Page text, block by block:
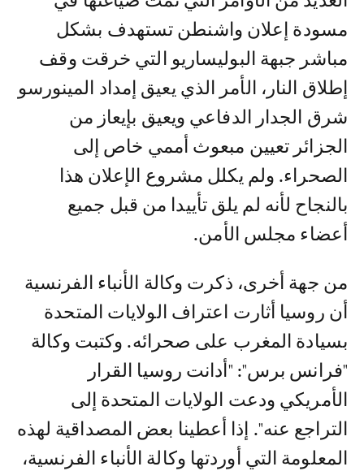
مسودة إعلان واشنطن تستهدف بشكل
مباشر جبهة البوليساريو التي خرقت وقف
إطلاق النار، الأمر الذي يعيق إمداد المينورسو
شرق الجدار الدفاعي ويعيق بإيعاز من
الجزائر تعيين مبعوث أممي خاص إلى
الصحراء. ولم يكلل مشروع الإعلان هذا
بالنجاح لأنه لم يلق تأييدا من قبل جميع
أعضاء مجلس الأمن.
من جهة أخرى، ذكرت وكالة الأنباء الفرنسية
أن روسيا أثارت اعتراف الولايات المتحدة
بسيادة المغرب على صحرائه. وكتبت وكالة
"فرانس برس": "أدانت روسيا القرار
الأمريكي ودعت الولايات المتحدة إلى
التراجع عنه". إذا أعطينا بعض المصداقية لهذه
المعلومة التي أوردتها وكالة الأنباء الفرنسية،